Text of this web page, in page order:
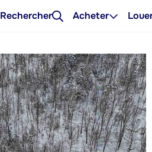
Rechercher Acheter